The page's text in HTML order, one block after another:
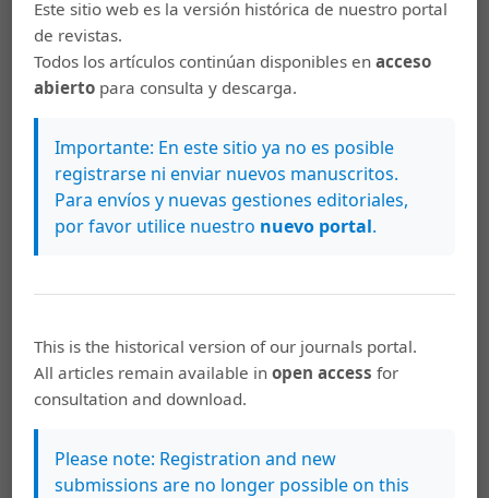
Jorge Antonio Brenes Zúñiga, Jairo Eduardo
Viales Angulo,
Comprehension Skill in a Costa Rica’s Rural High
School: The Use of Teacher-Recorded Listening
Adrián Gerardo Carmona Miranda, Ronny
Carmona Miranda,Cosmovisión. Perspectivas
indígenas en la sección regional Huetar Norte y
Jairo Eduardo Viales Angulo,
Reconfiguring
Identity through the Influence of English in
Students at UNA’s Campus in Sarapiquí
Este sitio web es la versión histórica de nuestro portal
de revistas.
Todos los artículos continúan disponibles enacceso
abierto para consulta y descarga.
Importante: En este sitio ya no es posible
registrarse ni enviar nuevos manuscritos.
Para envíos y nuevas gestiones editoriales,
por favor utilice nuestro nuevo portal.
This is the historical version of our journals portal.
All articles remain available inopen access for
consultation and download.
Please note: Registration and new
submissions are no longer possible on this